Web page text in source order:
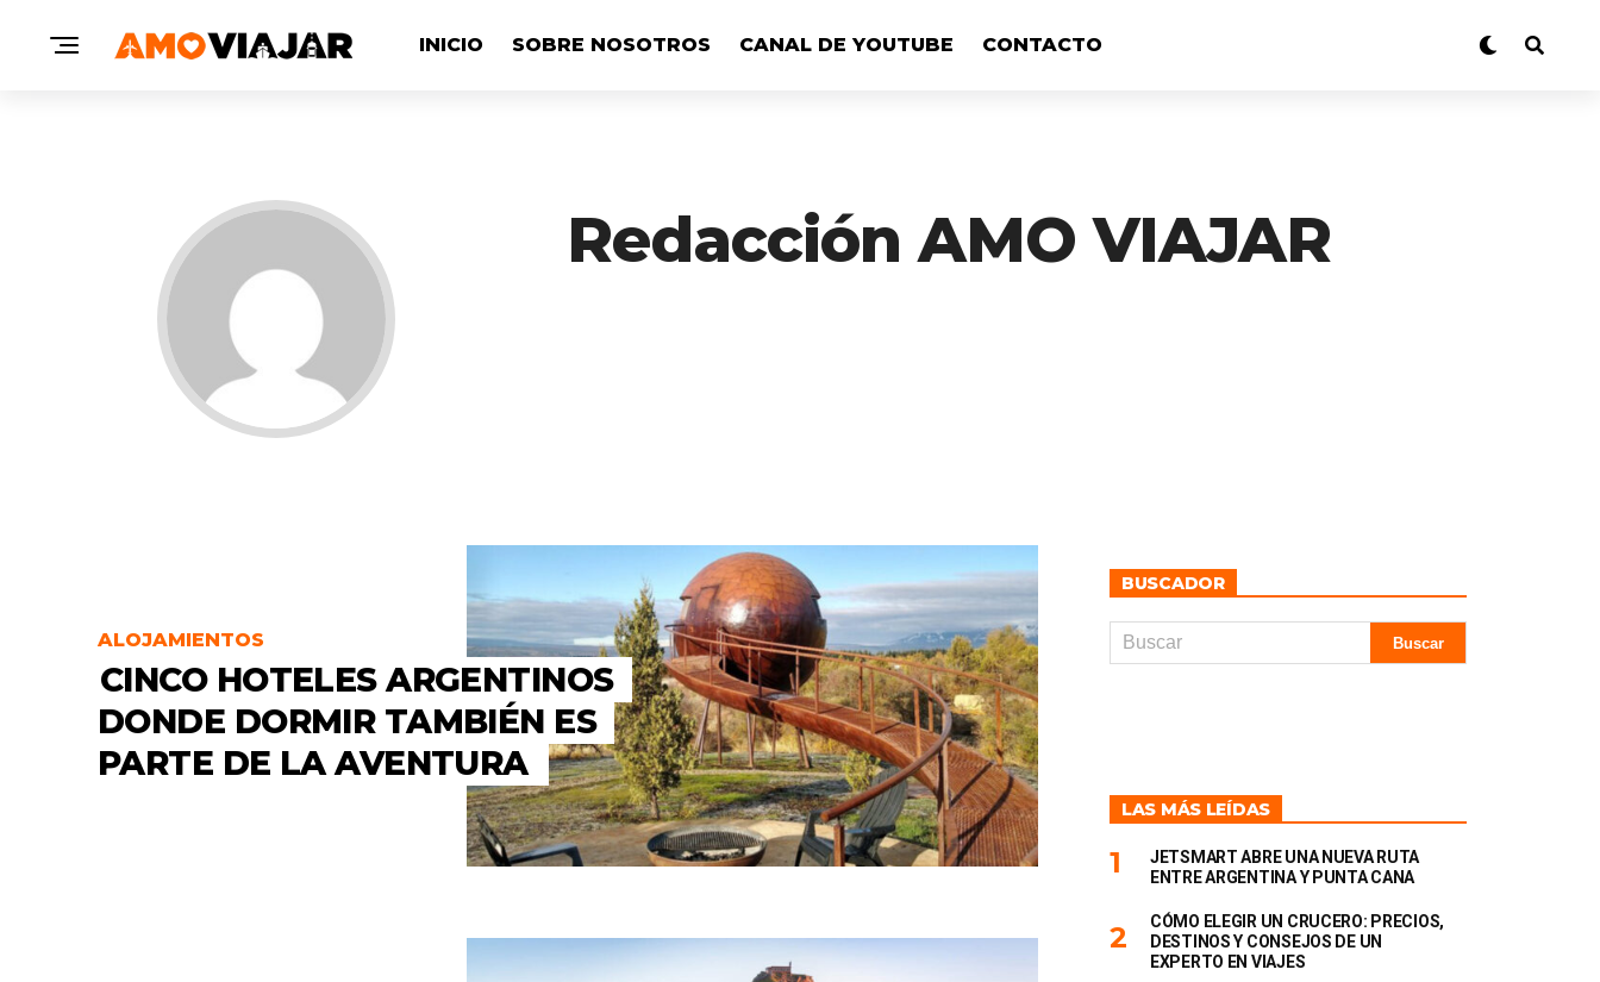
INICIO SOBRE NOSOTROS CANAL DE YOUTUBE CONTACTO
Redacción AMO VIAJAR
ALOJAMIENTOS
CINCO HOTELES ARGENTINOS
DONDE DORMIR TAMBIÉN ES
PARTE DE LA AVENTURA
BUSCADOR
LAS MÁS LEÍDAS
JETSMART ABRE UNA NUEVA RUTA
ENTRE ARGENTINA Y PUNTA CANA
CÓMO ELEGIR UN CRUCERO: PRECIOS,
DESTINOS Y CONSEJOS DE UN
EXPERTO EN VIAJES